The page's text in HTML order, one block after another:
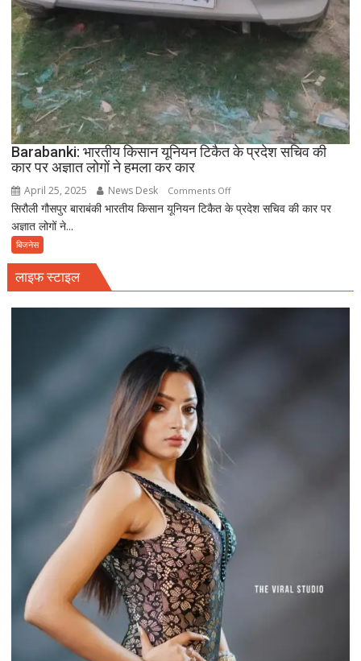
Barabanki: भारतीय किसान यूनियन टिकैत के प्रदेश सचिव की
कार पर अज्ञात लोगों ने हमला कर कार
April 25, 2025 News Desk Comments Offon
Barabanki:
सिरौली गौसपुर बाराबंकी भारतीय किसान यूनियन टिकैत के प्रदेश सचिव की कार पर
अज्ञात लोगों ने...
बिजनेस
लाइफ स्टाइल